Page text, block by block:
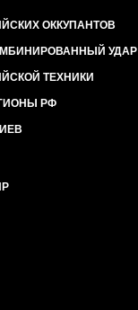
ОККУПАНТОВ
УДАР
ТЕХНИКИ
РФ